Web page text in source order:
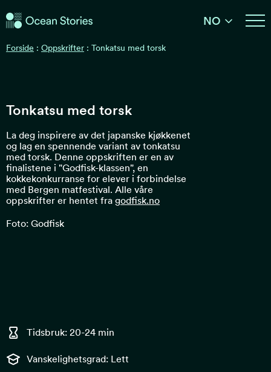
Ocean Stories
NO
Forside : Oppskrifter : Tonkatsu med torsk
Tonkatsu med torsk
La deg inspirere av det japanske kjøkkenet
og lag en spennende variant av tonkatsu
med torsk. Denne oppskriften er en av
finalistene i "Godfisk-klassen", en
kokkekonkurranse for elever i forbindelse
med Bergen matfestival. Alle våre
oppskrifter er hentet fra godfisk.no
Foto: Godfisk
Tidsbruk: 20-24 min
Vanskelighetsgrad: Lett